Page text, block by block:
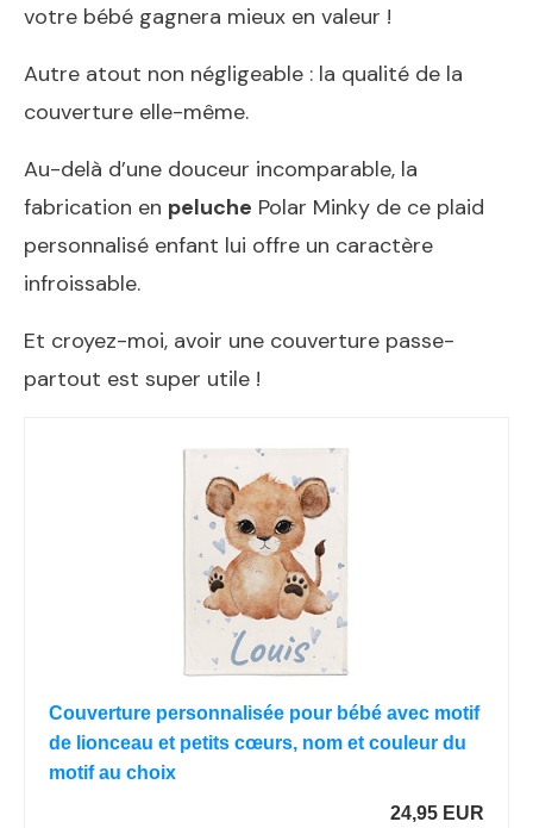
votre bébé gagnera mieux en valeur !
Autre atout non négligeable : la qualité de la
couverture elle-même.
Au-delà d’une douceur incomparable, la
fabrication en peluche Polar Minky de ce plaid
personnalisé enfant lui offre un caractère
infroissable.
Et croyez-moi, avoir une couverture passe-
partout est super utile !
Couverture personnalisée pour bébé avec motif
de lionceau et petits cœurs, nom et couleur du
motif au choix
24,95 EUR